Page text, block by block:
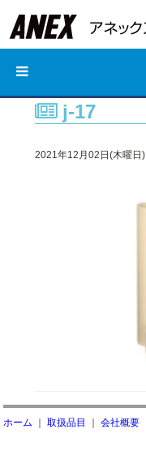
j-17
2021年12月02日(木曜日)
ホーム ｜取扱品目 ｜会社概要